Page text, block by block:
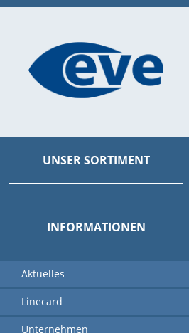
UNSER SORTIMENT
INFORMATIONEN
Aktuelles
Linecard
Unternehmen